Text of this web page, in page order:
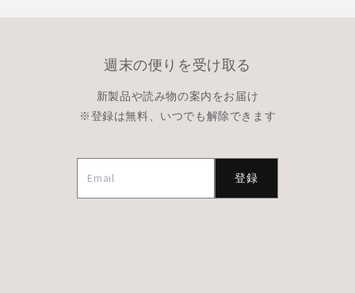
週末の便りを受け取る
新製品や読み物の案内をお届け
※登録は無料、いつでも解除できます
登録